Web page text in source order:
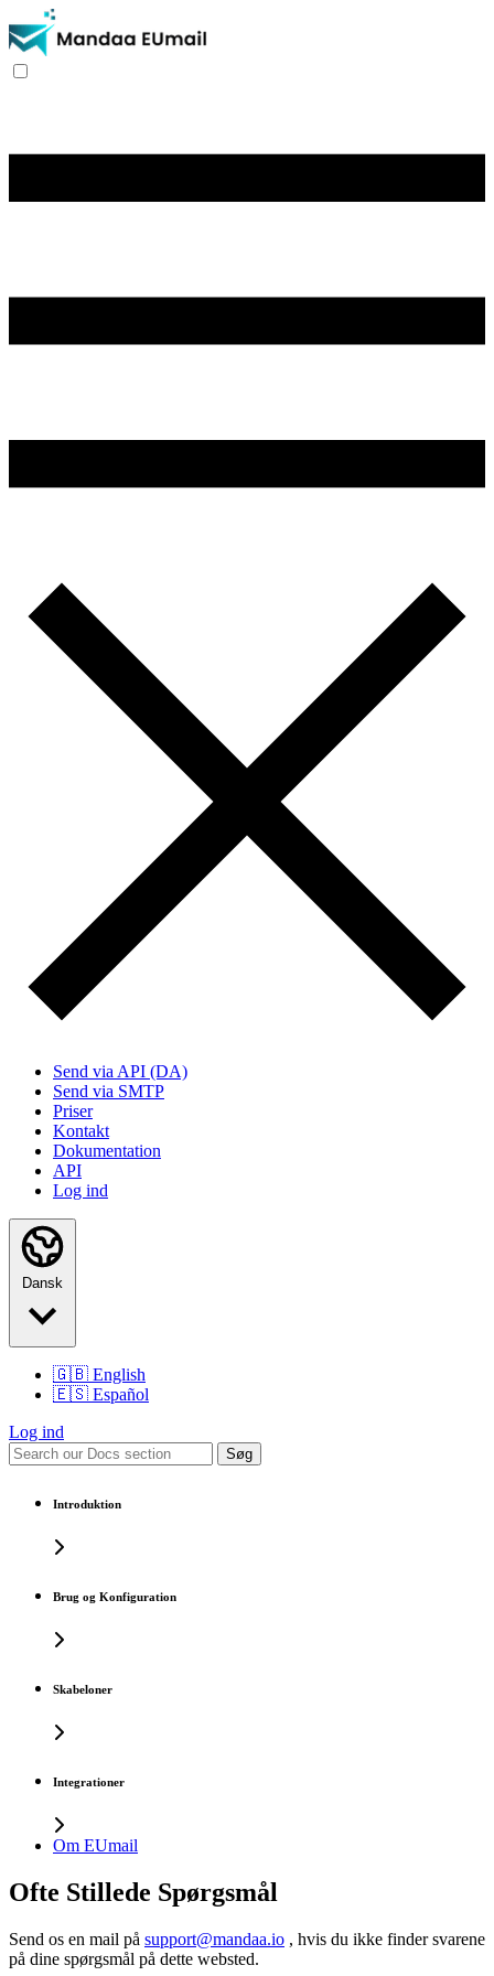
Send via API (DA)
Send via SMTP
Priser
Kontakt
Dokumentation
API
Log ind
Dansk
🇬🇧 English
🇪🇸 Español
Log ind
Søg
Introduktion
Brug og Konfiguration
Skabeloner
Integrationer
Om EUmail
Ofte Stillede Spørgsmål
Send os en mail på support@mandaa.io , hvis du ikke finder svarene
på dine spørgsmål på dette websted.